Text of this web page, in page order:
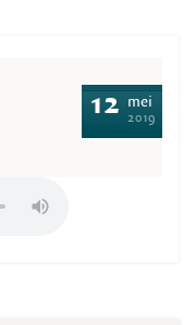
12 mei
2019